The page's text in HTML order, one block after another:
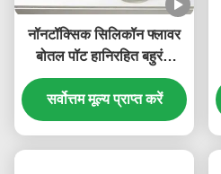
नॉनटॉक्सिक सिलिकॉन फ्लावर
बोतल पॉट हानिरहित बहुरंगा
व्यावहारिक
सर्वोत्तम मूल्य प्राप्त करें